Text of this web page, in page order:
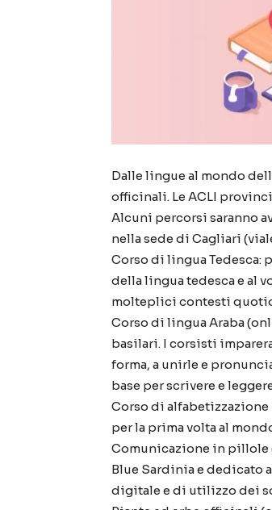
Dalle lingue al mondo
officinali. Le ACLI
Alcuni percorsi saranno
nella sede di Cagliari
Corso di lingua
della lingua tedesca e al
molteplici contesti
Corso di lingua Araba
basilari. I corsisti
forma, a unirle e
base per scrivere e
Corso di
per la prima volta al
Comunicazione in pillole
Blue Sardinia e dedicato
digitale e di utilizzo dei